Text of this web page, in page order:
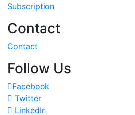
Subscription
Contact
Contact
Follow Us
Facebook
Twitter
LinkedIn